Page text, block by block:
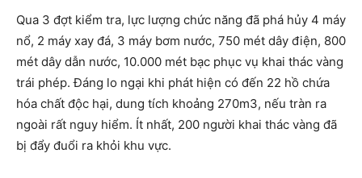
Qua 3 đợt kiểm tra, lực lượng chức năng đã phá hủy 4 máy
nổ, 2 máy xay đá, 3 máy bơm nước, 750 mét dây điện, 800
mét dây dẫn nước, 10.000 mét bạc phục vụ khai thác vàng
trái phép. Đáng lo ngại khi phát hiện có đến 22 hồ chứa
hóa chất độc hại, dung tích khoảng 270m3, nếu tràn ra
ngoài rất nguy hiểm. Ít nhất, 200 người khai thác vàng đã
bị đẩy đuổi ra khỏi khu vực.